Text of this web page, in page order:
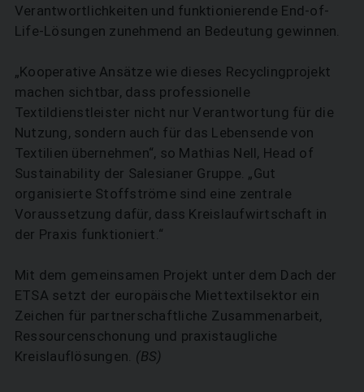
Verantwortlichkeiten und funktionierende End-of-
Life-Lösungen zunehmend an Bedeutung gewinnen.
„Kooperative Ansätze wie dieses Recyclingprojekt
machen sichtbar, dass professionelle
Textildienstleister nicht nur Verantwortung für die
Nutzung, sondern auch für das Lebens­ende von
Textilien übernehmen“, so Mathias Nell, Head of
Sustainability der Salesianer Gruppe. „Gut
organisierte Stoffströme sind eine zentrale
Voraussetzung dafür, dass Kreislaufwirtschaft in
der Praxis funktioniert.“
Mit dem gemeinsamen Projekt unter dem Dach der
ETSA setzt der europäische Miettextilsektor ein
Zeichen für partnerschaftliche Zusammenarbeit,
Ressourcenschonung und praxistaugliche
Kreislauflösungen. (BS)